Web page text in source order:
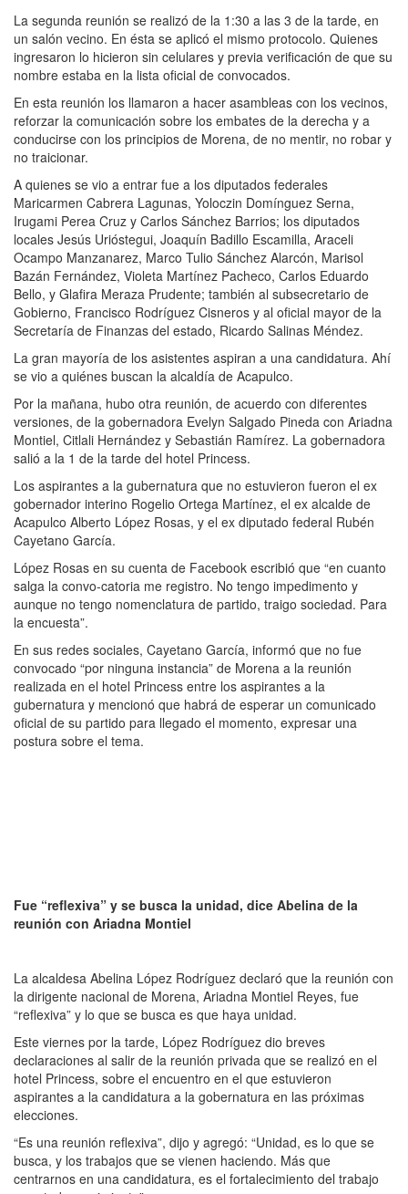
La segunda reunión se realizó de la 1:30 a las 3 de la tarde, en
un salón vecino. En ésta se aplicó el mismo protocolo. Quienes
ingresaron lo hicieron sin celulares y previa verificación de que su
nombre estaba en la lista oficial de convocados.
En esta reunión los llamaron a hacer asambleas con los vecinos,
reforzar la comunicación sobre los embates de la derecha y a
conducirse con los principios de Morena, de no mentir, no robar y
no traicionar.
A quienes se vio a entrar fue a los diputados federales
Maricarmen Cabrera Lagunas, Yoloczin Domínguez Serna,
Irugami Perea Cruz y Carlos Sánchez Barrios; los diputados
locales Jesús Urióstegui, Joaquín Badillo Escamilla, Araceli
Ocampo Manzanarez, Marco Tulio Sánchez Alarcón, Marisol
Bazán Fernández, Violeta Martínez Pacheco, Carlos Eduardo
Bello, y Glafira Meraza Prudente; también al subsecretario de
Gobierno, Francisco Rodríguez Cisneros y al oficial mayor de la
Secretaría de Finanzas del estado, Ricardo Salinas Méndez.
La gran mayoría de los asistentes aspiran a una candidatura. Ahí
se vio a quiénes buscan la alcaldía de Acapulco.
Por la mañana, hubo otra reunión, de acuerdo con diferentes
versiones, de la gobernadora Evelyn Salgado Pineda con Ariadna
Montiel, Citlali Hernández y Sebastián Ramírez. La gobernadora
salió a la 1 de la tarde del hotel Princess.
Los aspirantes a la gubernatura que no estuvieron fueron el ex
gobernador interino Rogelio Ortega Martínez, el ex alcalde de
Acapulco Alberto López Rosas, y el ex diputado federal Rubén
Cayetano García.
López Rosas en su cuenta de Facebook escribió que “en cuanto
salga la convo-catoria me registro. No tengo impedimento y
aunque no tengo nomenclatura de partido, traigo sociedad. Para
la encuesta”.
En sus redes sociales, Cayetano García, informó que no fue
convocado “por ninguna instancia” de Morena a la reunión
realizada en el hotel Princess entre los aspirantes a la
gubernatura y mencionó que habrá de esperar un comunicado
oficial de su partido para llegado el momento, expresar una
postura sobre el tema.
Fue “reflexiva” y se busca la unidad, dice Abelina de la
reunión con Ariadna Montiel
La alcaldesa Abelina López Rodríguez declaró que la reunión con
la dirigente nacional de Morena, Ariadna Montiel Reyes, fue
“reflexiva” y lo que se busca es que haya unidad.
Este viernes por la tarde, López Rodríguez dio breves
declaraciones al salir de la reunión privada que se realizó en el
hotel Princess, sobre el encuentro en el que estuvieron
aspirantes a la candidatura a la gobernatura en las próximas
elecciones.
“Es una reunión reflexiva”, dijo y agregó: “Unidad, es lo que se
busca, y los trabajos que se vienen haciendo. Más que
centrarnos en una candidatura, es el fortalecimiento del trabajo